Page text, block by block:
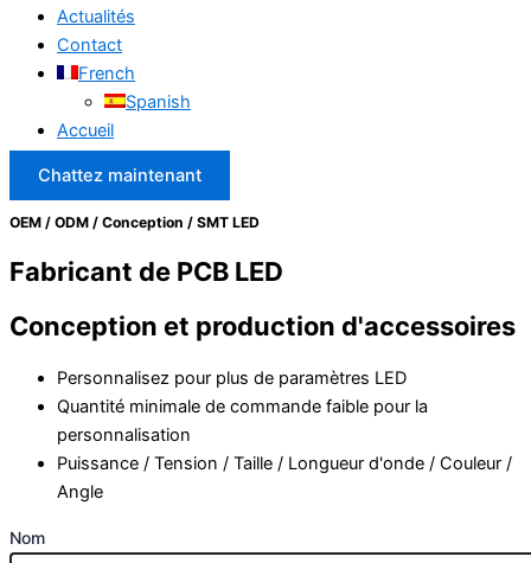
Actualités
Contact
French
Spanish
Accueil
Chattez maintenant
OEM / ODM / Conception / SMT LED
Fabricant de PCB LED
Conception et production d'accessoires
Personnalisez pour plus de paramètres LED
Quantité minimale de commande faible pour la
personnalisation
Puissance / Tension / Taille / Longueur d'onde / Couleur /
Angle
Nom